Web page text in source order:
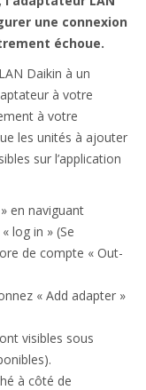
une connexion
échoue.
Daikin à un
à votre
à votre
les unités à ajouter
sur l’application
en naviguant
log in » (Se
de compte « Out-
« Add adapter »
visibles sous
à côté de